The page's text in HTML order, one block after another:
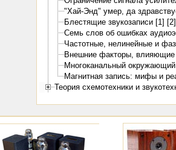
"Хай-Энд" умер, да
Блестящие звукозаписи [1] [2]
Семь слов об ошибках
Частотные, нелинейные и
Внешние факторы, влияющие
Многоканальный окружающий
Магнитная запись: мифы и
Теория схемотехники и